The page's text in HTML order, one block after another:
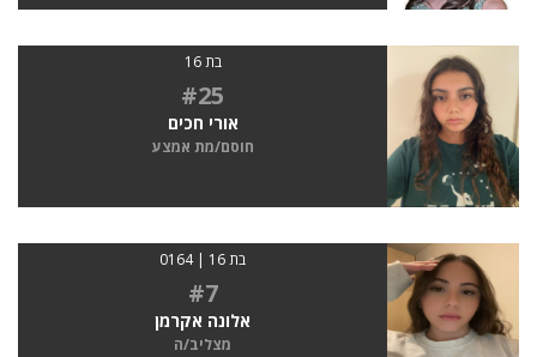
בת 16
#25
אורי חכים
חוסם/מת אמצע
בת 16 | 0164
#7
אלונה אקרמן
מצליב/ה